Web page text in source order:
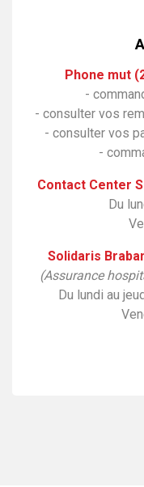
Phone mut
-
- consulter vos
- consulter vos
-
Contact Center
Du
Solidaris
(Assurance
Du lundi au